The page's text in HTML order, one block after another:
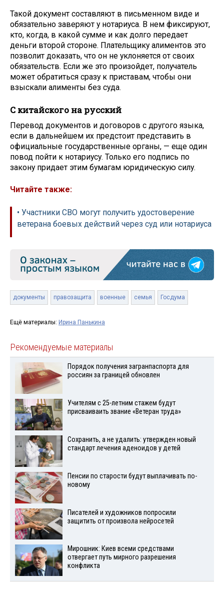
Такой документ составляют в письменном виде и
обязательно заверяют у нотариуса. В нем фиксируют,
кто, когда, в какой сумме и как долго передает
деньги второй стороне. Плательщику алиментов это
позволит доказать, что он не уклоняется от своих
обязательств. Если же это произойдет, получатель
может обратиться сразу к приставам, чтобы они
взыскали алименты без суда.
С китайского на русский
Перевод документов и договоров с другого языка,
если в дальнейшем их предстоит представить в
официальные государственные органы, — еще один
повод пойти к нотариусу. Только его подпись по
закону придает этим бумагам юридическую силу.
Читайте также:
• Участники СВО могут получить удостоверение
ветерана боевых действий через суд или нотариуса
документы правозащита военные семья Госдума
Ещё материалы: Ирина Панькина
Рекомендуемые материалы
Порядок получения загранпаспорта для
россиян за границей обновлен
Учителям с 25-летним стажем будут
присваиваить звание «Ветеран труда»
Сохранить, а не удалить: утвержден новый
стандарт лечения аденоидов у детей
Пенсии по старости будут выплачивать по-
новому
Писателей и художников попросили
защитить от произвола нейросетей
Мирошник: Киев всеми средствами
отвергает путь мирного разрешения
конфликта